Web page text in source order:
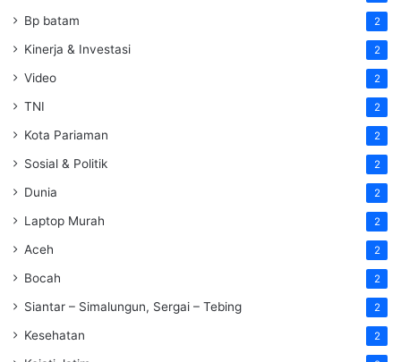
Bp batam 2
Kinerja & Investasi 2
Video 2
TNI 2
Kota Pariaman 2
Sosial & Politik 2
Dunia 2
Laptop Murah 2
Aceh 2
Bocah 2
Siantar – Simalungun, Sergai – Tebing 2
Kesehatan 2